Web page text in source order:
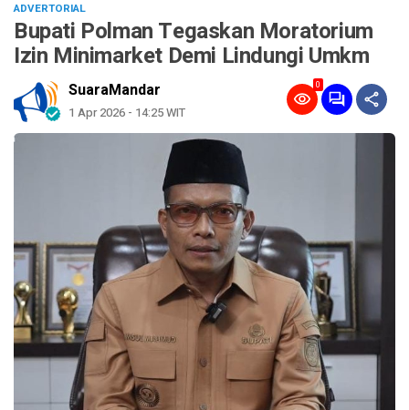
ADVERTORIAL
Bupati Polman Tegaskan Moratorium
Izin Minimarket Demi Lindungi Umkm
SuaraMandar
1 Apr 2026 - 14:25 WIT
0